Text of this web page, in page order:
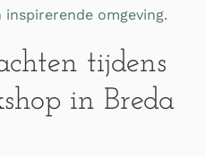
omgeving.
tijdens
in Breda